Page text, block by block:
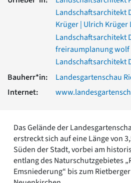
Vorromanik
Römische Antike
Über baukunst-nrw
Freunde & Förderer
Kontakt
Suchbegriff eingeben
Landschaftsarchitekt
Krüger | Ulrich
Landschaftsarchitekt
freiraumplanung wolf
Landschaftsarchitekt
Bauherr*in:
Landesgartenschau
Internet:
Das Gelände der
erstreckt sich auf eine Länge von
Süden der Stadt, vorbei am
entlang des Naturschutzgebietes
Emsniederung“ bis zum